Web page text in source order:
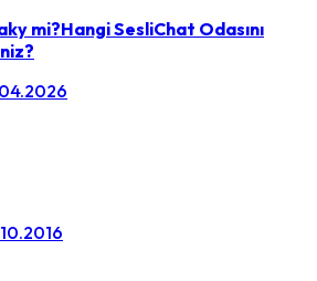
mi?Hangi SesliChat Odasını